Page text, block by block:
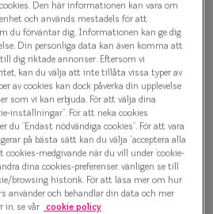
Olika
Taberg
du har? Se vår Storleksguide
Den här informationen kan vara om
och används mestadels för att
du förväntar dig. Informationen kan ge dig
Din personliga data kan även komma att
dig riktade annonser. Eftersom vi
kan du välja att inte tillåta vissa typer av
av cookies kan dock påverka din upplevelse
som vi kan erbjuda. För att välja dina
inställningar”. För att neka cookies
du ”Endast nödvändiga cookies”. För att vara
på bästa sätt kan du välja ”acceptera alla
medgivande när du vill under ’cookie-
dina cookies-preferenser, vänligen se till
browsing historik. För att läsa mer om hur
använder och behandlar din data och mer
in, se vår cookie policy